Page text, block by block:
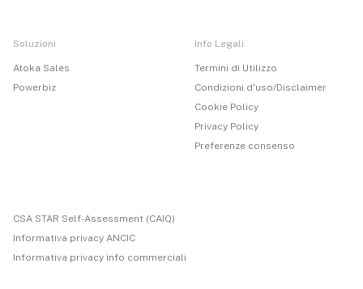
Soluzioni
Atoka Sales
Powerbiz
Info Legali
Termini di Utilizzo
Condizioni d'uso/Disclaimer
Cookie Policy
Privacy Policy
Preferenze consenso
CSA STAR Self-Assessment (CAIQ)
Informativa privacy ANCIC
Informativa privacy info commerciali